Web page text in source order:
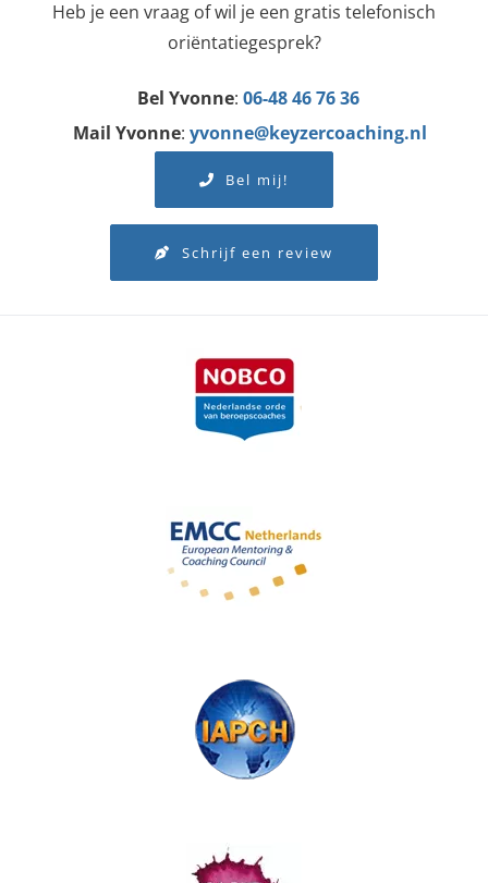
Heb je een vraag of wil je een gratis telefonisch
oriëntatiegesprek?
Bel Yvonne: 06-48 46 76 36
Mail Yvonne:yvonne@keyzercoaching.nl
Bel mij!
Schrijf een review